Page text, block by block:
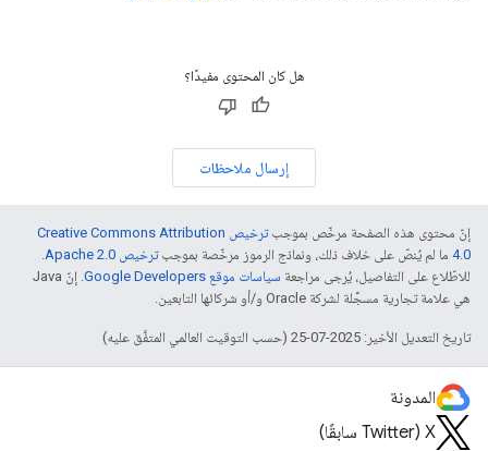
هل كان المحتوى مفيدًا؟
إرسال ملاحظات
إنّ محتوى هذه الصفحة مرخّص بموجب
ترخيص Creative Commons Attribution
4.0‏ ما لم يُنصّ على خلاف ذلك، ونماذج الرموز مرخّصة بموجبترخيص Apache 2.0‏
.
للاطّلاع على التفاصيل، يُرجى مراجعة سياسات موقع Google Developers‏
. إنّ Java
هي علامة تجارية مسجَّلة لشركة Oracle و/أو شركائها التابعين.
تاريخ التعديل الأخير: 2025-07-25 (حسب التوقيت العالمي المتفَّق عليه)
المدونة
‫X ‏(Twitter سابقًا)